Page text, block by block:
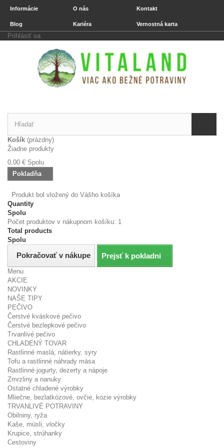
Informácie O nás Kontakt
Blog Kariéra Vernostná karta
Prihlásiť sa
Košík (prázdny)
Žiadne produkty
0,00 € Spolu
Pokladňa
Produkt bol vložený do Vášho košíka
Quantity
Spolu
Počet produktov v nákupnom košíku: 1
Total products
Spolu
Pokračovať v nákupe Prejsť k pokladni
Menu
AKCIE
NOVINKY
NAŠE TIPY
PEČIVO
Čerstvé kváskové pečivo
Čerstvé bezlepkové pečivo
Trvanlivé pečivo
CHLADENÝ TOVAR
Rastlinné maslá, nátierky, syry
Tofu a rastlinné náhrady mäsa
Rastlinné jogurty, dezerty a nápoje
Zmrzliny a nanuky
Ostatné chladené výrobky
Mliečne, bezlatkózové, ovčie, kozie výrobky
TRVANLIVÉ POTRAVINY
Obilniny, ryža
Kaše, müsli, vločky
Krupice, strúhanky
Cestoviny